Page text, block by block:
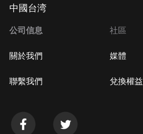
方法 Google Play取消訂閱方法
中國台湾
公司信息
關於我們
聯繫我們
社區
媒體
兌換權益